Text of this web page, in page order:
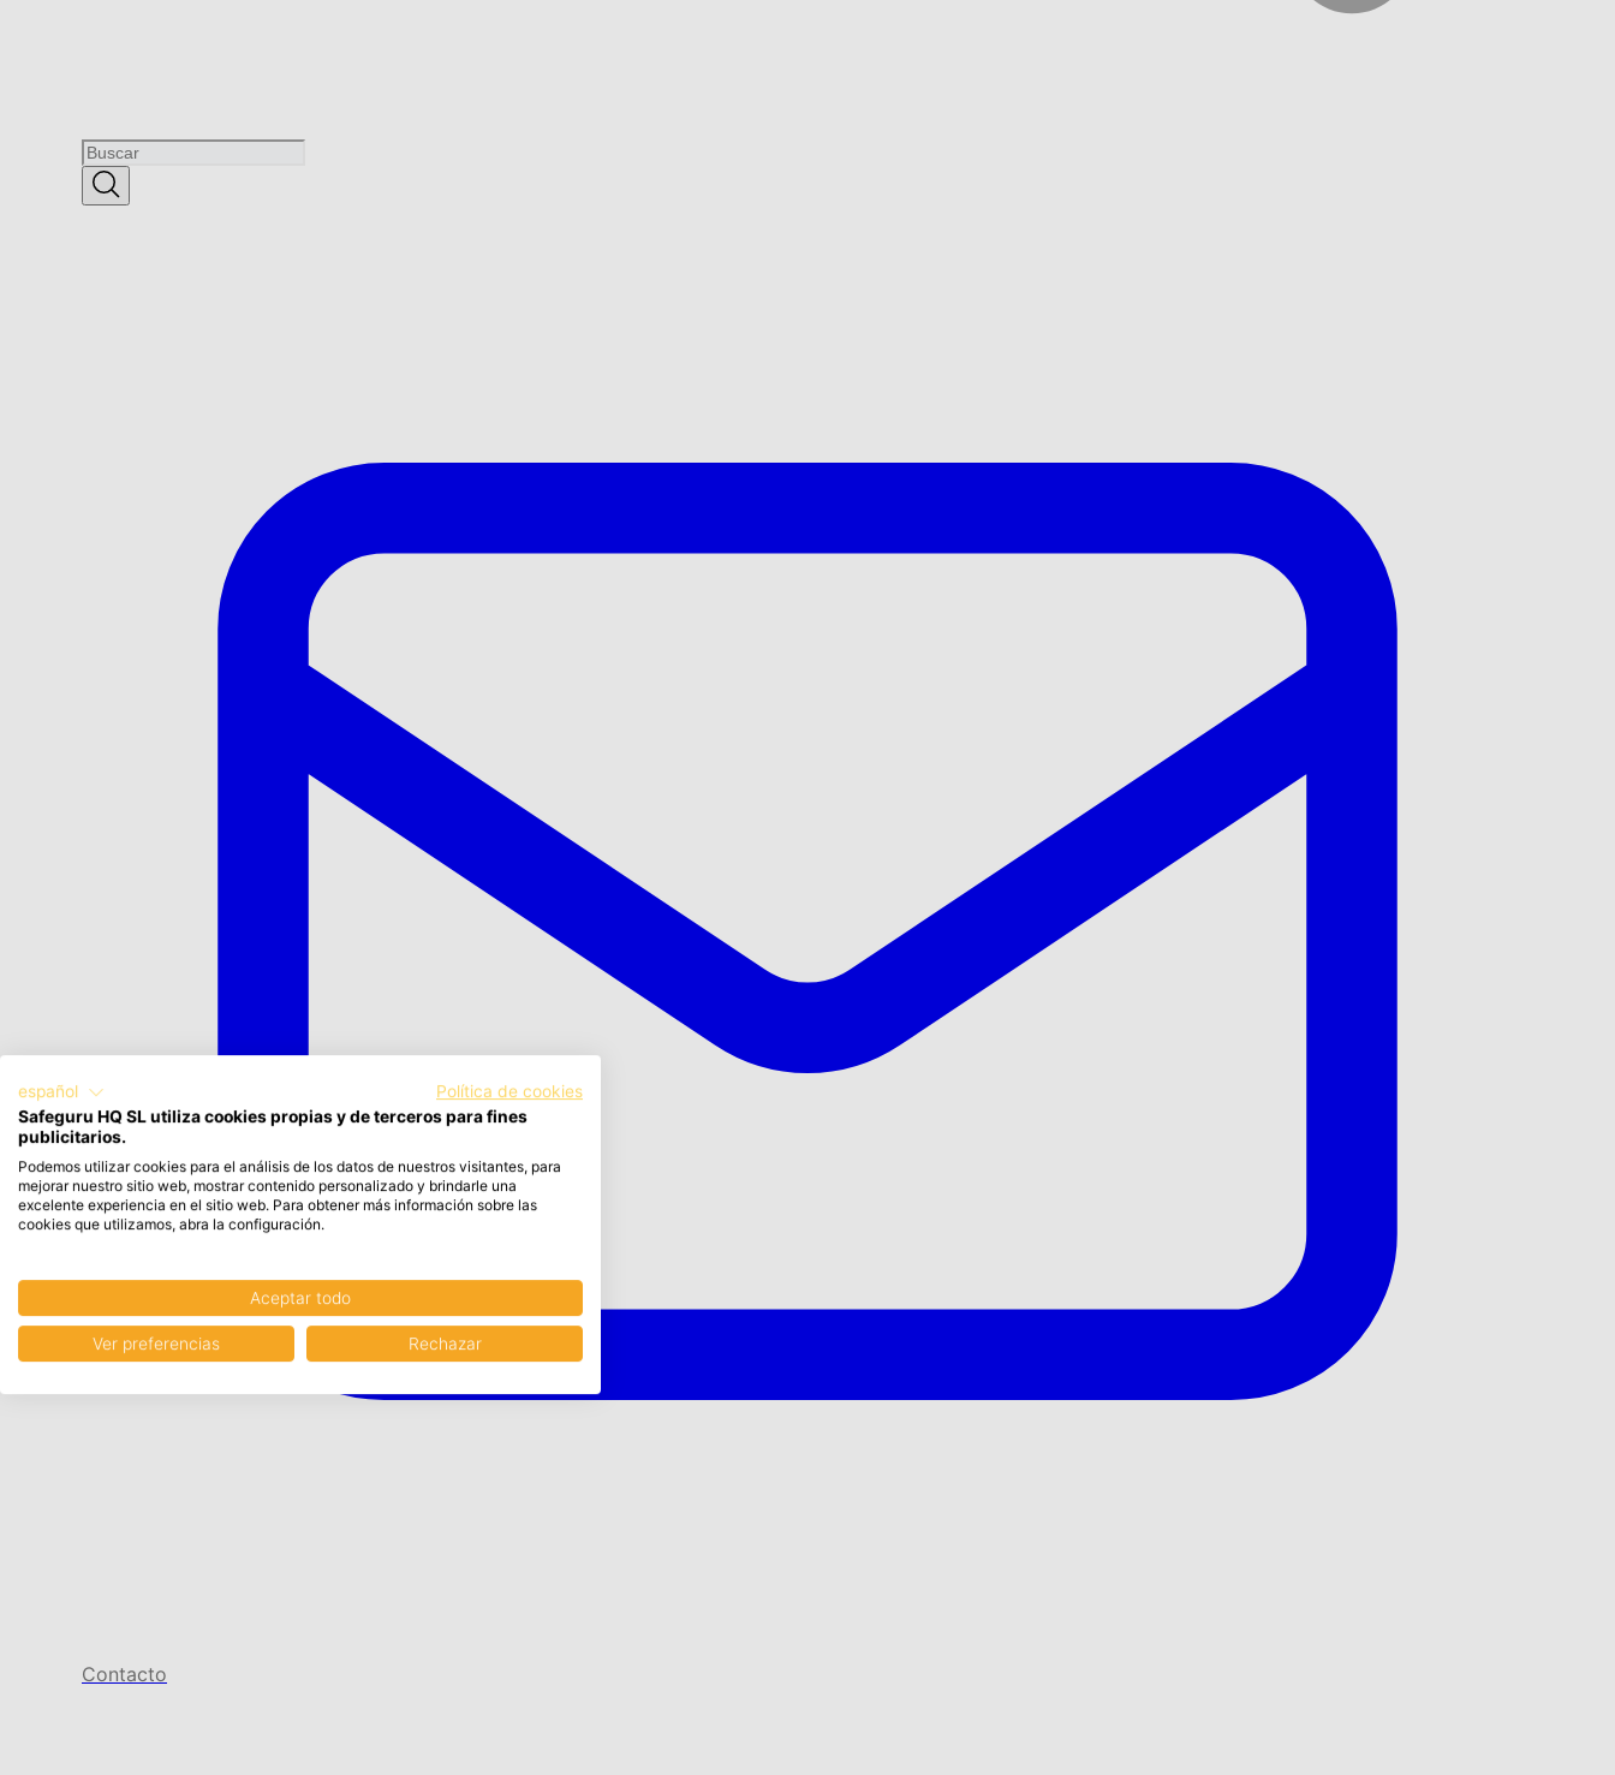
Contacto
español
Política de cookies
Safeguru HQ SL utiliza cookies propias y de terceros para fines
publicitarios.
Podemos utilizar cookies para el análisis de los datos de nuestros visitantes, para
mejorar nuestro sitio web, mostrar contenido personalizado y brindarle una
excelente experiencia en el sitio web. Para obtener más información sobre las
cookies que utilizamos, abra la configuración.
Aceptar todo
Ver preferencias Rechazar